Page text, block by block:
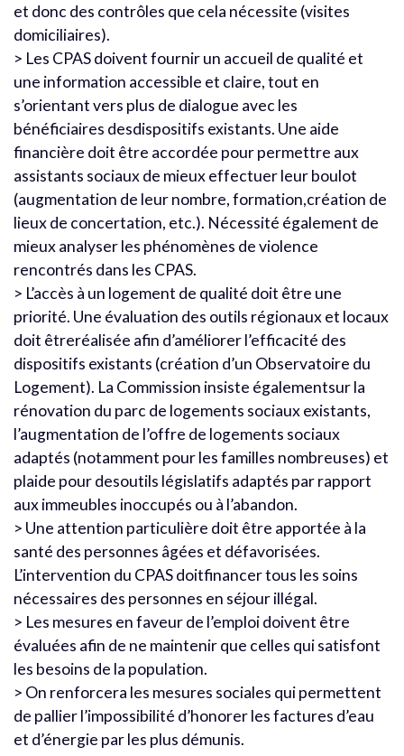
et donc des contrôles que cela nécessite (visites
domiciliaires).
> Les CPAS doivent fournir un accueil de qualité et
une information accessible et claire, tout en
s’orientant vers plus de dialogue avec les
bénéficiaires desdispositifs existants. Une aide
financière doit être accordée pour permettre aux
assistants sociaux de mieux effectuer leur boulot
(augmentation de leur nombre, formation,création de
lieux de concertation, etc.). Nécessité également de
mieux analyser les phénomènes de violence
rencontrés dans les CPAS.
> L’accès à un logement de qualité doit être une
priorité. Une évaluation des outils régionaux et locaux
doit êtreréalisée afin d’améliorer l’efficacité des
dispositifs existants (création d’un Observatoire du
Logement). La Commission insiste égalementsur la
rénovation du parc de logements sociaux existants,
l’augmentation de l’offre de logements sociaux
adaptés (notamment pour les familles nombreuses) et
plaide pour desoutils législatifs adaptés par rapport
aux immeubles inoccupés ou à l’abandon.
> Une attention particulière doit être apportée à la
santé des personnes âgées et défavorisées.
L’intervention du CPAS doitfinancer tous les soins
nécessaires des personnes en séjour illégal.
> Les mesures en faveur de l’emploi doivent être
évaluées afin de ne maintenir que celles qui satisfont
les besoins de la population.
> On renforcera les mesures sociales qui permettent
de pallier l’impossibilité d’honorer les factures d’eau
et d’énergie par les plus démunis.